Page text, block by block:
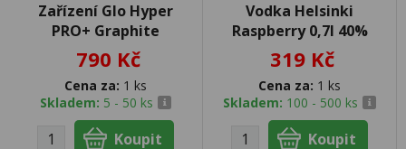
Zařízení Glo Hyper
PRO+ Graphite
790 Kč
Cena za: 1 ks
Skladem: 5 - 50 ks
Vodka Helsinki
Raspberry 0,7l 40%
319 Kč
Cena za: 1 ks
Skladem: 100 - 500 ks